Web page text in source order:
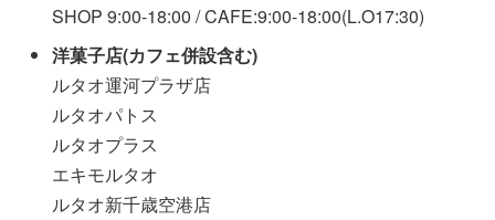
SHOP 9:00-18:00 / CAFE:9:00-18:00(L.O17:30)
洋菓子店(カフェ併設含む)
ルタオ運河プラザ店
ルタオパトス
ルタオプラス
エキモルタオ
ルタオ新千歳空港店